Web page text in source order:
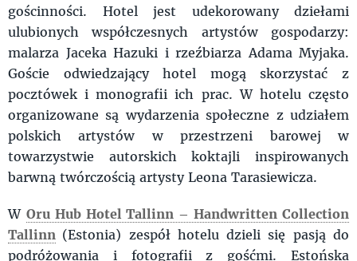
gościnności. Hotel jest udekorowany dziełami
ulubionych współczesnych artystów gospodarzy:
malarza Jaceka Hazuki i rzeźbiarza Adama Myjaka.
Goście odwiedzający hotel mogą skorzystać z
pocztówek i monografii ich prac. W hotelu często
organizowane są wydarzenia społeczne z udziałem
polskich artystów w przestrzeni barowej w
towarzystwie autorskich koktajli inspirowanych
barwną twórczością artysty Leona Tarasiewicza.
W Oru Hub Hotel Tallinn – Handwritten Collection
Tallinn (Estonia) zespół hotelu dzieli się pasją do
podróżowania i fotografii z gośćmi. Estońska